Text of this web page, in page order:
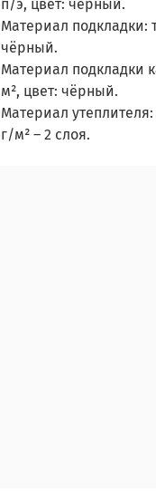
п/э, цвет: чёрный.
Материал подкладки:
чёрный.
Материал подкладки
м², цвет: чёрный.
Материал
г/м² – 2 слоя.